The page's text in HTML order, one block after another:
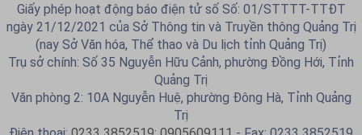
Giấy phép hoạt động báo điện tử số Số: 01/STTTT-TTĐT
ngày 21/12/2021 của Sở Thông tin và Truyền thông Quảng Trị
(nay Sở Văn hóa, Thể thao và Du lịch tỉnh Quảng Trị)
Trụ sở chính: Số 35 Nguyễn Hữu Cảnh, phường Đồng Hới, Tỉnh
Quảng Trị
Văn phòng 2: 10A Nguyễn Huệ, phường Đông Hà, Tỉnh Quảng
Trị